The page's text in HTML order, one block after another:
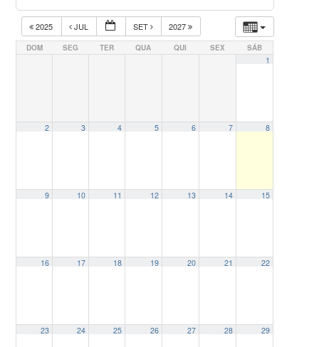
2025 JUL SET 2027
DOM SEG TER QUA QUI SEX SÁB
1
2 3 4 5 6 7 8
9 10 11 12 13 14 15
16 17 18 19 20 21 22
23 24 25 26 27 28 29